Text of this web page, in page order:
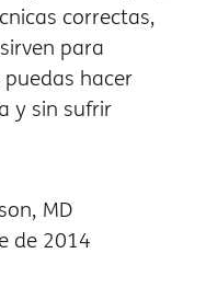
correctas,
para
hacer
y sin sufrir
MD
de 2014